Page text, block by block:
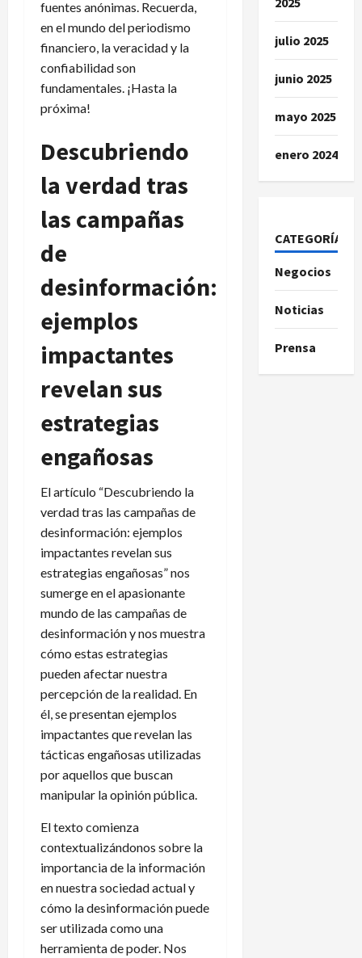
fuentes anónimas. Recuerda,
en el mundo del periodismo
financiero, la veracidad y la
confiabilidad son
fundamentales. ¡Hasta la
próxima!
Descubriendo
la verdad tras
las campañas
de
desinformación:
ejemplos
impactantes
revelan sus
estrategias
engañosas
El artículo “Descubriendo la
verdad tras las campañas de
desinformación: ejemplos
impactantes revelan sus
estrategias engañosas” nos
sumerge en el apasionante
mundo de las campañas de
desinformación y nos muestra
cómo estas estrategias
pueden afectar nuestra
percepción de la realidad. En
él, se presentan ejemplos
impactantes que revelan las
tácticas engañosas utilizadas
por aquellos que buscan
manipular la opinión pública.
El texto comienza
contextualizándonos sobre la
importancia de la información
en nuestra sociedad actual y
cómo la desinformación puede
ser utilizada como una
herramienta de poder. Nos
julio 2025
junio 2025
mayo 2025
enero 2024
CATEGORÍAS
Negocios
Noticias
Prensa